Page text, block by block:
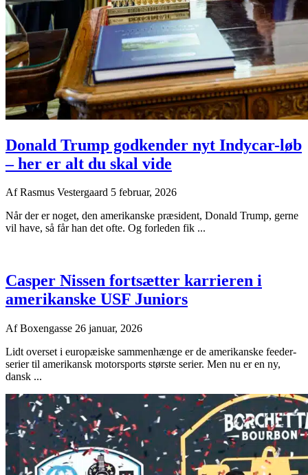
Donald Trump godkender nyt Indycar-løb
– her er alt du skal vide
AfRasmus Vestergaard 5 februar, 2026
Når der er noget, den amerikanske præsident, Donald Trump, gerne
vil have, så får han det ofte. Og forleden fik ...
Casper Nissen fortsætter karrieren i
amerikanske USF Juniors
AfBoxengasse 26 januar, 2026
Lidt overset i europæiske sammenhænge er de amerikanske feeder-
serier til amerikansk motorsports største serier. Men nu er en ny,
dansk ...